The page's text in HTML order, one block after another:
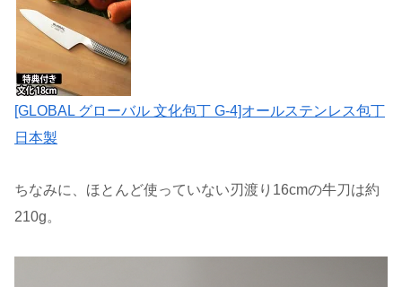
[GLOBAL グローバル 文化包丁 G-4]オールステンレス包丁
日本製
ちなみに、ほとんど使っていない刃渡り16cmの牛刀は約
210g。